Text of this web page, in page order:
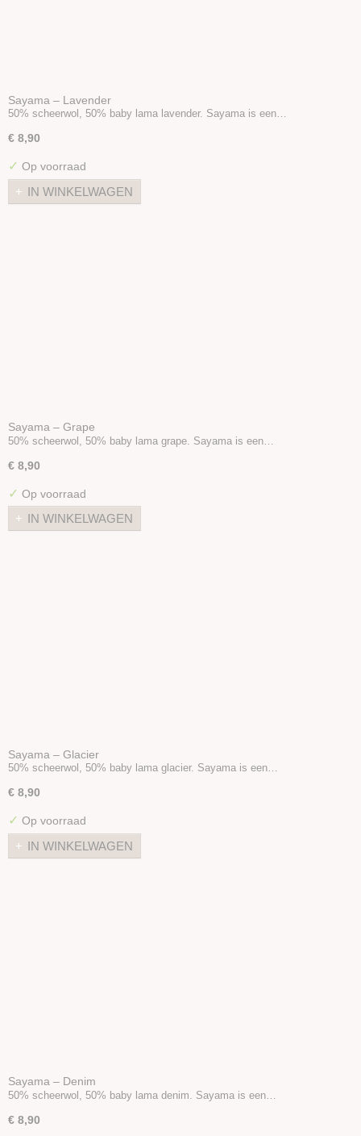
Sayama – Lavender
50% scheerwol, 50% baby lama lavender. Sayama is een…
€ 8,90
✓ Op voorraad
IN WINKELWAGEN
Sayama – Grape
50% scheerwol, 50% baby lama grape. Sayama is een…
€ 8,90
✓ Op voorraad
IN WINKELWAGEN
Sayama – Glacier
50% scheerwol, 50% baby lama glacier. Sayama is een…
€ 8,90
✓ Op voorraad
IN WINKELWAGEN
Sayama – Denim
50% scheerwol, 50% baby lama denim. Sayama is een…
€ 8,90